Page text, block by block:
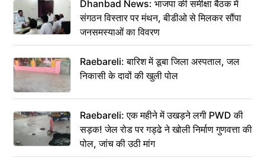
Dhanbad News: भाजपा की समीक्षा बैठक में
संगठन विस्तार पर मंथन, बीडीओ से मिलकर सौंपा
जनसमस्याओं का विवरण
Raebareli: बारिश में डूबा जिला अस्पताल, जल
निकासी के दावों की खुली पोल
Raebareli: एक महीने में उखड़ने लगी PWD की
सड़क! जेल रोड पर गड्ढे ने खोली निर्माण गुणवत्ता की
पोल, जांच की उठी मांग